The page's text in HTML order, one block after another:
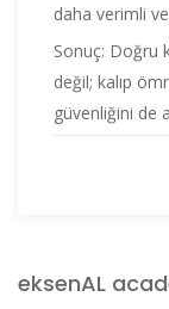
daha verimli
Sonuç: Doğru
değil; kalıp
güvenliğini de
eksenAL